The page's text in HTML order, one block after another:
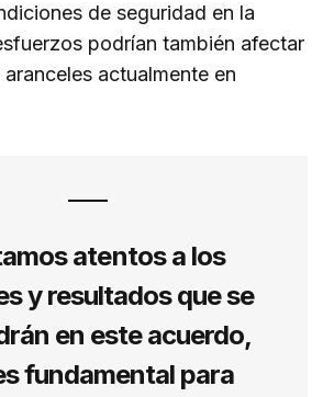
de seguridad en la
podrían también afectar
actualmente en
atentos a los
y resultados que se
en este acuerdo,
fundamental para